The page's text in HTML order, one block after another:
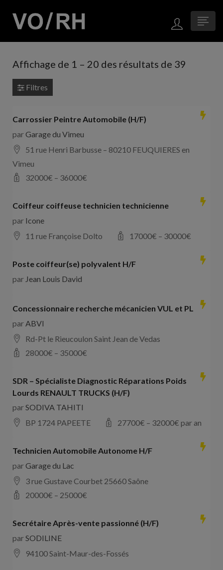
Affichage de 1 – 20 des résultats de 39
Filtres
Carrossier Peintre Automobile (H/F)
parGarage du Vimeu
51 rue Henri Barbusse – 80210 FEUQUIERES en
Vimeu
32000€ – 36000€
Coiffeur coiffeuse technicien technicienne
par Icone
11 rue Françoise Dolto
17000€ – 30000€
Poste coiffeur(se) polyvalent H/F
par Jean Louis David
Concessionnaire recherche mécanicien VUL et PL
parABVI
Rd-Pt le Rieucoulon Saint Jean de Vedas
28000€ – 35000€
SDR – Spécialiste Diagnostic Réparations Poids
Lourds RENAULT TRUCKS (H/F)
parSODIVA TAHITI
BP 1724 PAPEETE
27700€ – 32000€ par an
Technicien Automobile Autonome H/F
parGarage du Lac
3 rue Gustave Courbet 25660 Saône
20000€ – 25000€
Secrétaire Après-vente passionné (H/F)
parSODILINE
94100 Saint-Maur-des-Fossés